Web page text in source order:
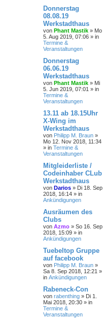
Donnerstag
08.08.19
Werkstadthaus
von Phant Mastik » Mo
5. Aug 2019, 07:06 » in
Termine &
Veranstaltungen
Donnerstag
06.06.19
Werkstadthaus
von Phant Mastik » Mi
5. Jun 2019, 07:01 » in
Termine &
Veranstaltungen
13.11 ab 18.15Uhr
X-Wing im
Werkstadthaus
von Philipp M. Braun »
Mo 12. Nov 2018, 11:34
» in Termine &
Veranstaltungen
Mitgleiderliste /
Codeinhaber CLub
Werkstadthaus
von Darios » Di 18. Sep
2018, 16:14 » in
Ankündigungen
Ausräumen des
Clubs
von Azmo » So 16. Sep
2018, 15:09 » in
Ankündigungen
Tuebeltop Gruppe
auf facebook
von Philipp M. Braun »
Sa 8. Sep 2018, 12:21 »
in Ankündigungen
Rabeneck-Con
von rabenthing » Di 1.
Mai 2018, 20:30 » in
Termine &
Veranstaltungen